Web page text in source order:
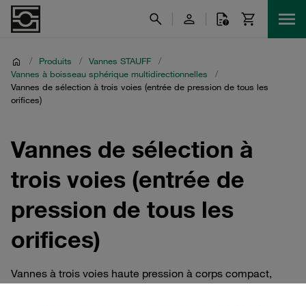
/ Produits / Vannes STAUFF
/
Vannes à boisseau sphérique multidirectionnelles
/
Vannes de sélection à trois voies (entrée de pression de tous les
orifices)
Vannes de sélection à
trois voies (entrée de
pression de tous les
orifices)
Vannes à trois voies haute pression à corps compact,